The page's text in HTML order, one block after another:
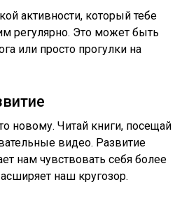
активности, который тебе
регулярно. Это может быть
или просто прогулки на
новому. Читай книги, посещай
видео. Развитие
нам чувствовать себя более
наш кругозор.